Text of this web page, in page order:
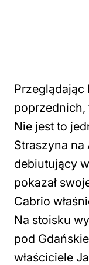
poprzednich,
Nie jest to
Straszyna na
debiutujący
pokazał
Cabrio
Na stoisku
pod
właściciele